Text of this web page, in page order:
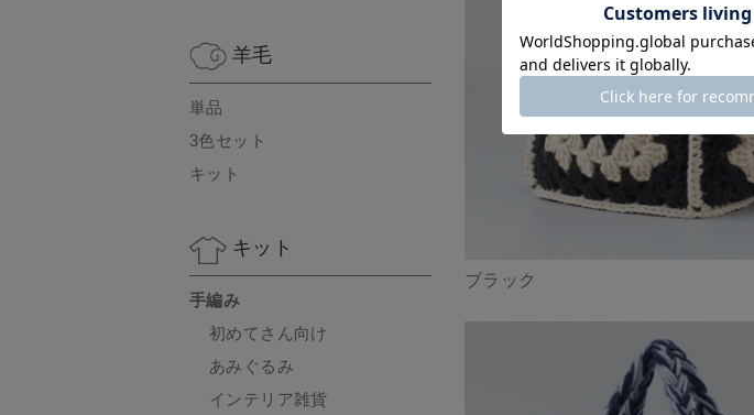
ブラック
羊毛
単品
3色セット
キット
キット
手編み
初めてさん向け
あみぐるみ
インテリア雑貨